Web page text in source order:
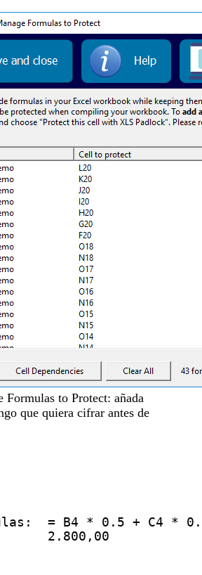
Formulas to Protect: añada
que quiera cifrar antes de
= B4 * 0.5 + C4 * 0.3
2.800,00